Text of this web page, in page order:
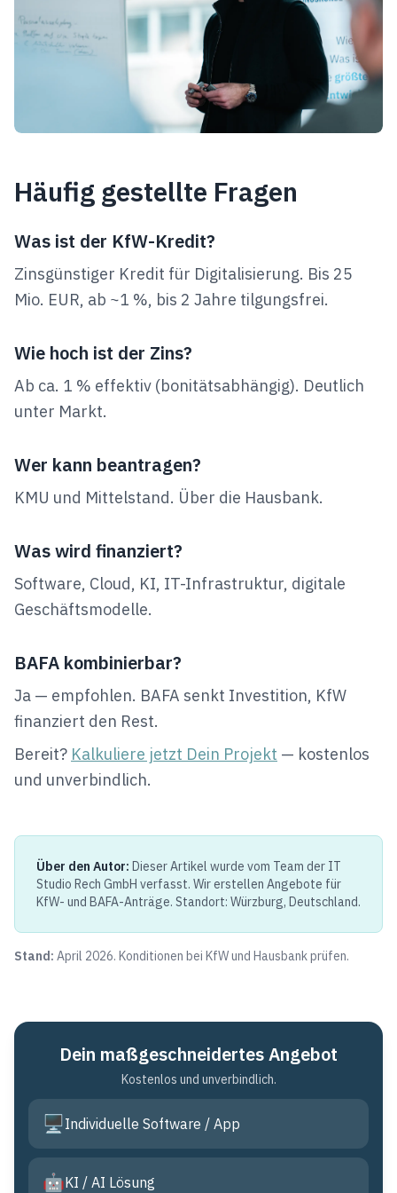
Häufig gestellte Fragen
Was ist der KfW-Kredit?
Zinsgünstiger Kredit für Digitalisierung. Bis 25
Mio. EUR, ab ~1 %, bis 2 Jahre tilgungsfrei.
Wie hoch ist der Zins?
Ab ca. 1 % effektiv (bonitätsabhängig). Deutlich
unter Markt.
Wer kann beantragen?
KMU und Mittelstand. Über die Hausbank.
Was wird finanziert?
Software, Cloud, KI, IT-Infrastruktur, digitale
Geschäftsmodelle.
BAFA kombinierbar?
Ja — empfohlen. BAFA senkt Investition, KfW
finanziert den Rest.
Bereit? Kalkuliere jetzt Dein Projekt — kostenlos
und unverbindlich.
Über den Autor: Dieser Artikel wurde vom Team der IT
Studio Rech GmbH verfasst. Wir erstellen Angebote für
KfW- und BAFA-Anträge. Standort: Würzburg, Deutschland.
Stand: April 2026. Konditionen bei KfW und Hausbank prüfen.
Dein maßgeschneidertes Angebot
Kostenlos und unverbindlich.
🖥️Individuelle Software / App
🤖KI / AI Lösung